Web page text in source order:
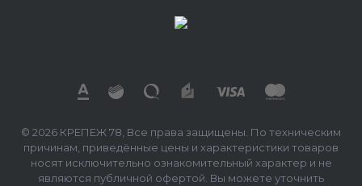
© 2026 КРЕПЕЖ 78, Все права защищены. По техническим
причинам, приведённые цены и характеристики товаров
носят исключительно ознакомительный характер и не
являются публичной офертой. Вы можете уточнить